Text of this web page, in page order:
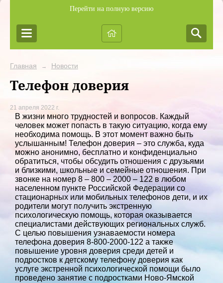
Перейти на полную версию
Главная → Новости
Телефон доверия
21 апреля 2022 г.
В жизни много трудностей и вопросов. Каждый
человек может попасть в такую ситуацию, когда ему
необходима помощь. В этот момент важно быть
услышанным! Телефон доверия – это служба, куда
можно анонимно, бесплатно и конфиденциально
обратиться, чтобы обсудить отношения с друзьями
и близкими, школьные и семейные отношения. При
звонке на номер 8 – 800 – 2000 – 122 в любом
населенном пункте Российской Федерации со
стационарных или мобильных телефонов дети, и их
родители могут получить экстренную
психологическую помощь, которая оказывается
специалистами действующих региональных служб.
С целью повышения узнаваемости номера
телефона доверия 8-800-2000-122 а также
повышение уровня доверия среди детей и
подростков к детскому телефону доверия как
услуге экстренной психологической помощи было
проведено занятие с подростками Ново-Ямской